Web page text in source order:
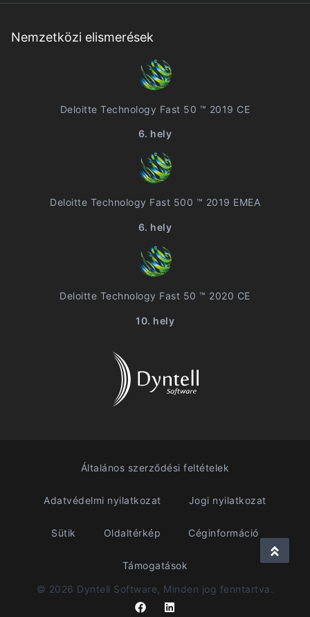
Nemzetközi elismerések
Deloitte Technology Fast 50 ™ 2019 CE
6. hely
Deloitte Technology Fast 500 ™ 2019 EMEA
6. hely
Deloitte Technology Fast 50 ™ 2020 CE
10. hely
Általános szerződési feltételek
Adatvédelmi nyilatkozat Jogi nyilatkozat
Sütik Oldaltérkép Céginformáció
Támogatások
© 2026 Dyntell Software, Minden jog fenntartva.